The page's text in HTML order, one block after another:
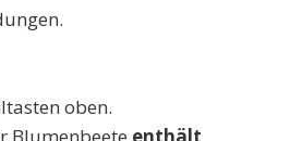
oben.
Blumenbeete enthält